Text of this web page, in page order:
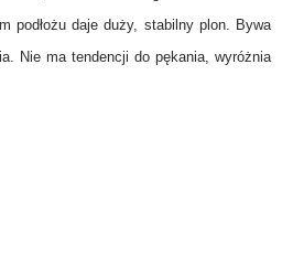
podłożu daje duży, stabilny plon. Bywa
Nie ma tendencji do pękania, wyróżnia